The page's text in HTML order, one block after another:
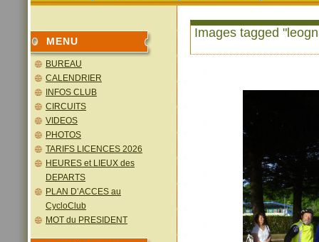
MENU
BUREAU
CALENDRIER
INFOS CLUB
CIRCUITS
VIDEOS
PHOTOS
TARIFS LICENCES 2026
HEURES et LIEUX des
DEPARTS
PLAN D’ACCES au
CycloClub
MOT du PRESIDENT
Images tagged